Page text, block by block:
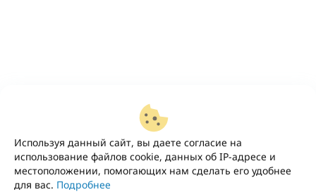
Используя данный сайт, вы даете согласие на
использование файлов cookie, данных об IP-адресе и
местоположении, помогающих нам сделать его удобнее
для вас. Подробнее